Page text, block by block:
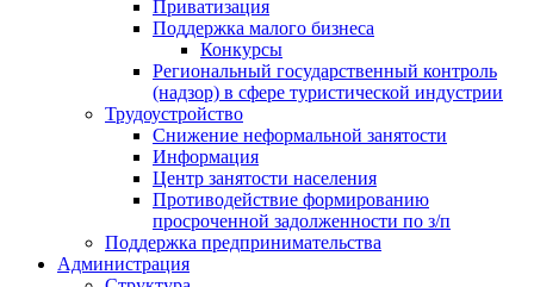
Приватизация
Поддержка малого бизнеса
Конкурсы
Региональный государственный контроль
(надзор) в сфере туристической индустрии
Трудоустройство
Снижение неформальной занятости
Информация
Центр занятости населения
Противодействие формированию
просроченной задолженности по з/п
Поддержка предпринимательства
Администрация